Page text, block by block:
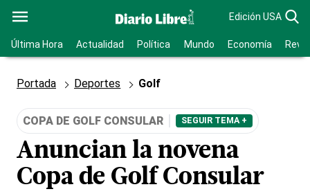
Edición USA
Última Hora Actualidad Política Mundo Economía
Portada Deportes Golf
COPA DE GOLF CONSULAR SEGUIR TEMA +
Anuncian la novena
Copa de Golf Consular